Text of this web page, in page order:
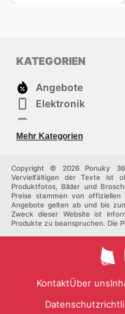
KATEGORIEN
Angebote
Elektronik
Mode
Baumarkt
Mehr Kategorien
Copyright © 2026 Ponuky
Vervielfältigen der Texte ist
Produktfotos, Bilder und
Preise stammen von
Angebote gelten ab und bis
Zweck dieser Website ist
Produkte zu beanspruchen. Die
KontaktÜber uns